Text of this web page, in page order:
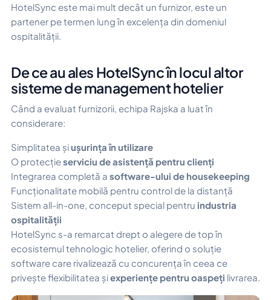
HotelSync este mai mult decât un furnizor, este un
partener pe termen lung în excelența din domeniul
ospitalității.
De ce au ales HotelSync în locul altor
sisteme de management hotelier
Când a evaluat furnizorii, echipa Rajska a luat în
considerare:
Simplitatea șiușurința în utilizare
O protecțieserviciu de asistență pentru clienți
Integrarea completă a software-ului de housekeeping
Funcționalitate mobilă pentru control de la distanță
Sistem all-in-one, conceput special pentru industria
ospitalității
HotelSync s-a remarcat drept o alegere de top în
ecosistemul tehnologic hotelier, oferind o soluție
software care rivalizează cu concurența în ceea ce
privește flexibilitatea șiexperiențe pentru oaspeți livrarea.